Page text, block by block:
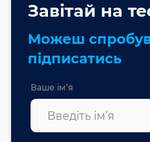
Завітай на
Можеш
підписатись
Ваше ім’я